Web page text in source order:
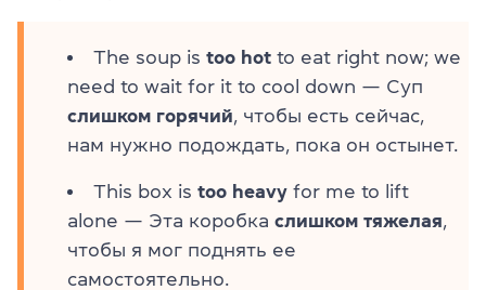
The soup is too hot to eat right now; we
need to wait for it to cool down — Суп
слишком горячий , чтобы есть сейчас,
нам нужно подождать, пока он остынет.
This box is too heavy for me to lift
alone — Эта коробка слишком тяжелая
чтобы я мог поднять ее
самостоятельно.